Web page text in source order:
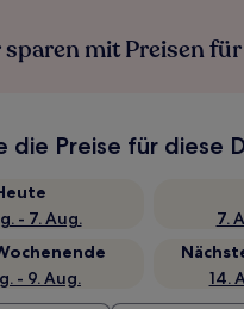
mit Preisen
die Preise für diese
- 7. Aug.
7.
- 9. Aug.
14.